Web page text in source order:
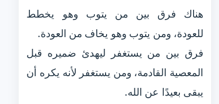
هناك فرق بين من يتوب وهو يخطط
للعودة، ومن يتوب وهو يخاف من العودة.
فرق بين من يستغفر ليهدئ ضميره قبل
المعصية القادمة، ومن يستغفر لأنه يكره أن
يبقى بعيدًا عن الله.